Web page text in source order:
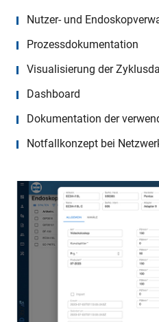
Nutzer- und
Prozessdokumentation
Visualisierung der
Dashboard
Dokumentation der
Notfallkonzept bei